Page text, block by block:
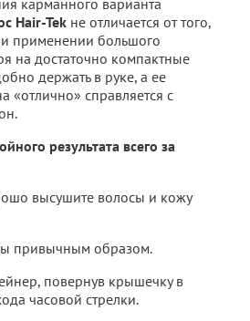
Hair-Tek не отличается от того,
применении большого
на достаточно компактные
держать в руке, а ее
«отлично» справляется с
результата всего за
высушите волосы и кожу
привычным образом.
повернув крышечку в
часовой стрелки.